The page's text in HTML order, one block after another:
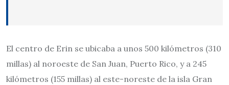
El centro de Erin se ubicaba a unos 500 kilómetros (310
millas) al noroeste de San Juan, Puerto Rico, y a 245
kilómetros (155 millas) al este-noreste de la isla Gran